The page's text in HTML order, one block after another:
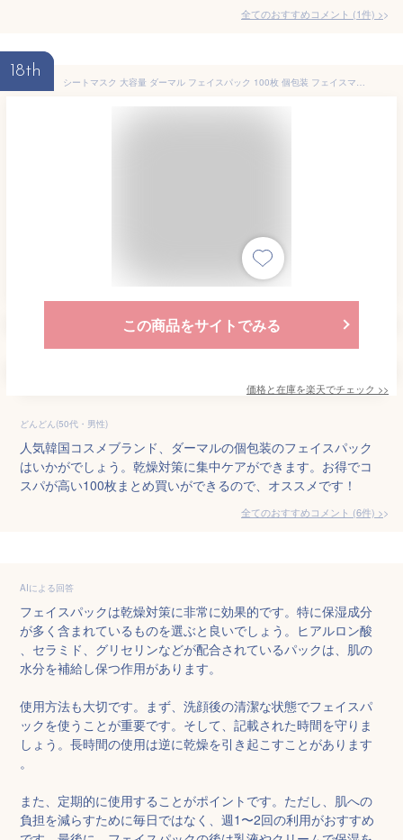
全てのおすすめコメント (1件) >
18th
シートマスク 大容量 ダーマル フェイスパック 100枚 個包装 フェイスマスク パック 選べる10種 シートパック 送料無料 スキンケア 韓国パック 福袋 2025 韓国コスメ 乾燥 保湿ケア プレゼント ギフト 女性 コスメ DERMAL
この商品をサイトでみる
価格と在庫を楽天でチェック >>
どんどん(50代・男性)
人気韓国コスメブランド、ダーマルの個包装のフェイスパック
はいかがでしょう。乾燥対策に集中ケアができます。お得でコ
スパが高い100枚まとめ買いができるので、オススメです！
全てのおすすめコメント (6件) >
AIによる回答
フェイスパックは乾燥対策に非常に効果的です。特に保湿成分
が多く含まれているものを選ぶと良いでしょう。ヒアルロン酸
、セラミド、グリセリンなどが配合されているパックは、肌の
水分を補給し保つ作用があります。
使用方法も大切です。まず、洗顔後の清潔な状態でフェイスパ
ックを使うことが重要です。そして、記載された時間を守りま
しょう。長時間の使用は逆に乾燥を引き起こすことがあります
。
また、定期的に使用することがポイントです。ただし、肌への
負担を減らすために毎日ではなく、週1〜2回の利用がおすすめ